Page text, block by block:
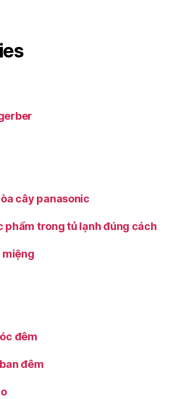
cây panasonic
phẩm trong tủ lạnh đúng cách
miệng
đêm
đêm